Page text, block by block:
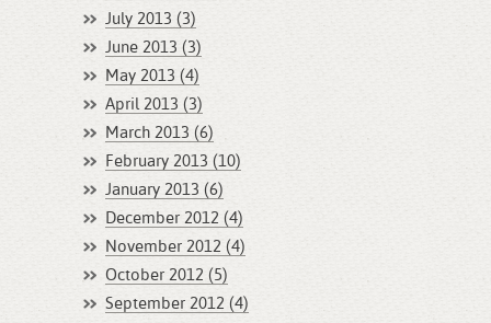
July 2013 (3)
June 2013 (3)
May 2013 (4)
April 2013 (3)
March 2013 (6)
February 2013 (10)
January 2013 (6)
December 2012 (4)
November 2012 (4)
October 2012 (5)
September 2012 (4)